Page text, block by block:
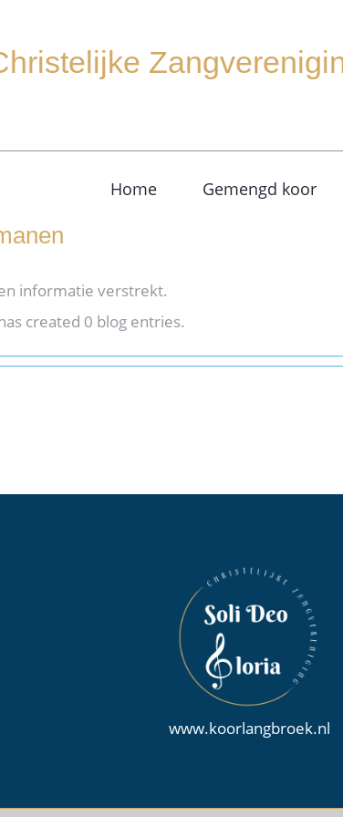
Home Gemengd koor
informatie verstrekt.
created 0 blog entries.
www.koorlangbroek.nl